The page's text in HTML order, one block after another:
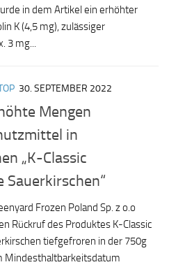
in dem Artikel ein erhöhter
K (4,5 mg), zulässiger
3 mg...
30. SEPTEMBER 2022
Mengen
in
„K-Classic
Sauerkirschen“
Frozen Poland Sp. z o.o
Rückruf des Produktes K-Classic
tiefgefroren in der 750g
Mindesthaltbarkeitsdatum